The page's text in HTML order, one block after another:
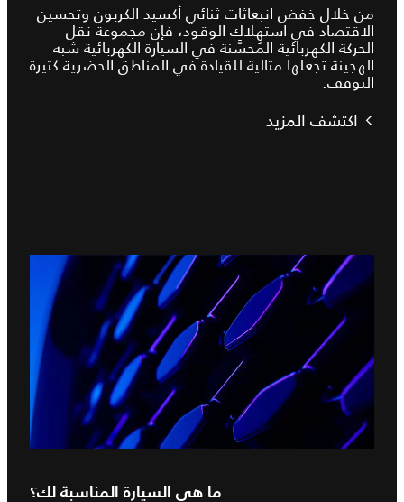
من خلال خفض انبعاثات ثنائي أكسيد الكربون وتحسين
الاقتصاد في استهلاك الوقود، فإن مجموعة نقل
الحركة الكهربائية المُحسَّنة في السيارة الكهربائية شبه
الهجينة تجعلها مثالية للقيادة في المناطق الحضرية كثيرة
التوقف.
اكتشف المزيد
ما هي السيارة المناسبة لك؟